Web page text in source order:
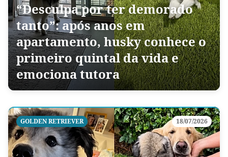
“Desculpa por ter demorado
tanto”: após anos em
apartamento, husky conhece o
primeiro quintal da vida e
emociona tutora
GOLDEN RETRIEVER 18/07/2026